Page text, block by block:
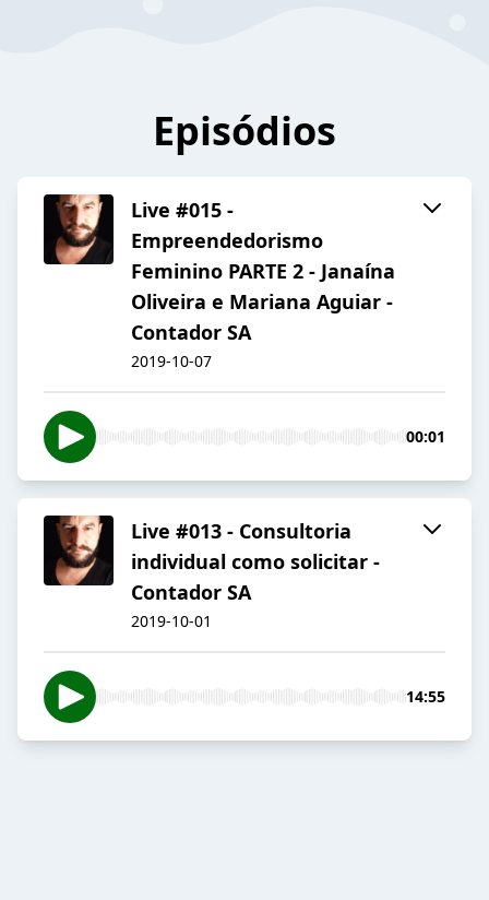
Episódios
Live #015 -
Empreendedorismo
Feminino PARTE 2 - Janaína
Oliveira e Mariana Aguiar -
Contador SA
2019-10-07
00:01
Live #013 - Consultoria
individual como solicitar -
Contador SA
2019-10-01
14:55